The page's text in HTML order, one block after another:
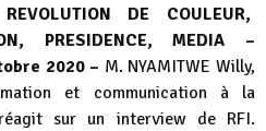
DE COULEUR,
PRESIDENCE, MEDIA –
2020 – M. NYAMITWE Willy,
et communication à la
sur un interview de RFI.